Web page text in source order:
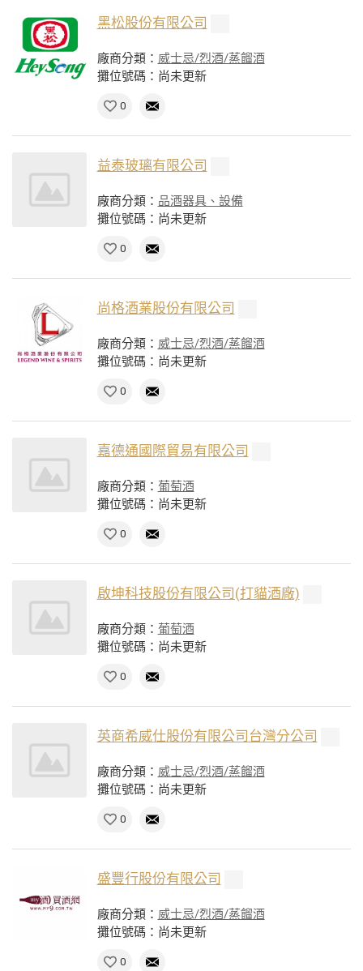
黑松股份有限公司
廠商分類： 威士忌/烈酒/蒸餾酒
攤位號碼：尚未更新
0
益泰玻璃有限公司
廠商分類： 品酒器具、設備
攤位號碼：尚未更新
0
尚格酒業股份有限公司
廠商分類： 威士忌/烈酒/蒸餾酒
攤位號碼：尚未更新
0
嘉德通國際貿易有限公司
廠商分類： 葡萄酒
攤位號碼：尚未更新
0
啟坤科技股份有限公司(打貓酒廠)
廠商分類： 葡萄酒
攤位號碼：尚未更新
0
英商希威仕股份有限公司台灣分公司
廠商分類： 威士忌/烈酒/蒸餾酒
攤位號碼：尚未更新
0
盛豐行股份有限公司
廠商分類： 威士忌/烈酒/蒸餾酒
攤位號碼：尚未更新
0